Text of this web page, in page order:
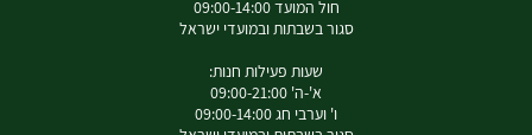
חול המועד 09:00-14:00
סגור בשבתות ובמועדי ישראל
שעות פעילות חנות:
א'-ה' 09:00-21:00
ו' וערבי חג 09:00-14:00